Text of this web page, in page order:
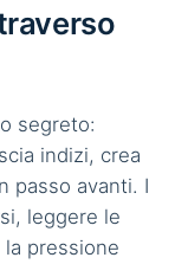
segreto:
indizi, crea
passo avanti. I
leggere le
pressione